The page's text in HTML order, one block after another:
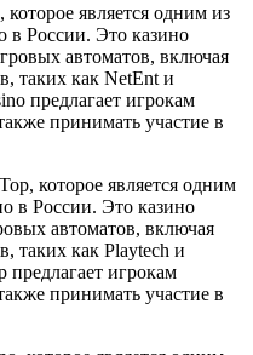
которое является одним из
в России. Это казино
автоматов, включая
таких как NetEnt и
предлагает игрокам
принимать участие в
которое является одним
в России. Это казино
автоматов, включая
таких как Playtech и
предлагает игрокам
принимать участие в